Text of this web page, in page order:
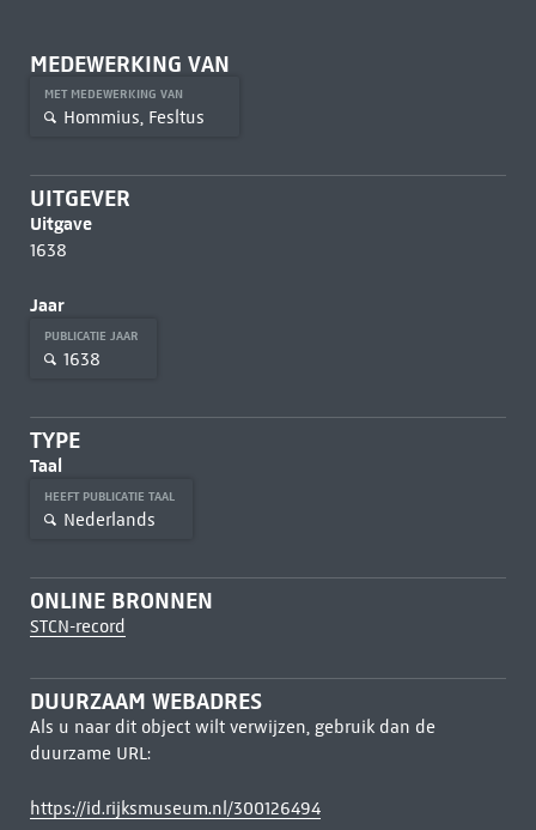
MEDEWERKING VAN
MET MEDEWERKING VAN
Hommius, Fesltus
UITGEVER
Uitgave
1638
Jaar
PUBLICATIE JAAR
1638
TYPE
Taal
HEEFT PUBLICATIE TAAL
Nederlands
ONLINE BRONNEN
STCN-record
DUURZAAM WEBADRES
Als u naar dit object wilt verwijzen, gebruik dan de
duurzame URL:
https://id.rijksmuseum.nl/300126494